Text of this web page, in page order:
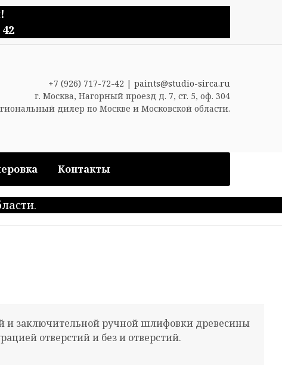
+7 (926) 717-72-42 | paints@studio-sirca.ru
г. Москва, Нагорный проезд д. 7, ст. 5, оф. 304
дилер по Москве и Московской области.
Контакты
и заключительной ручной шлифовки древесины
отверстий и без и отверстий.